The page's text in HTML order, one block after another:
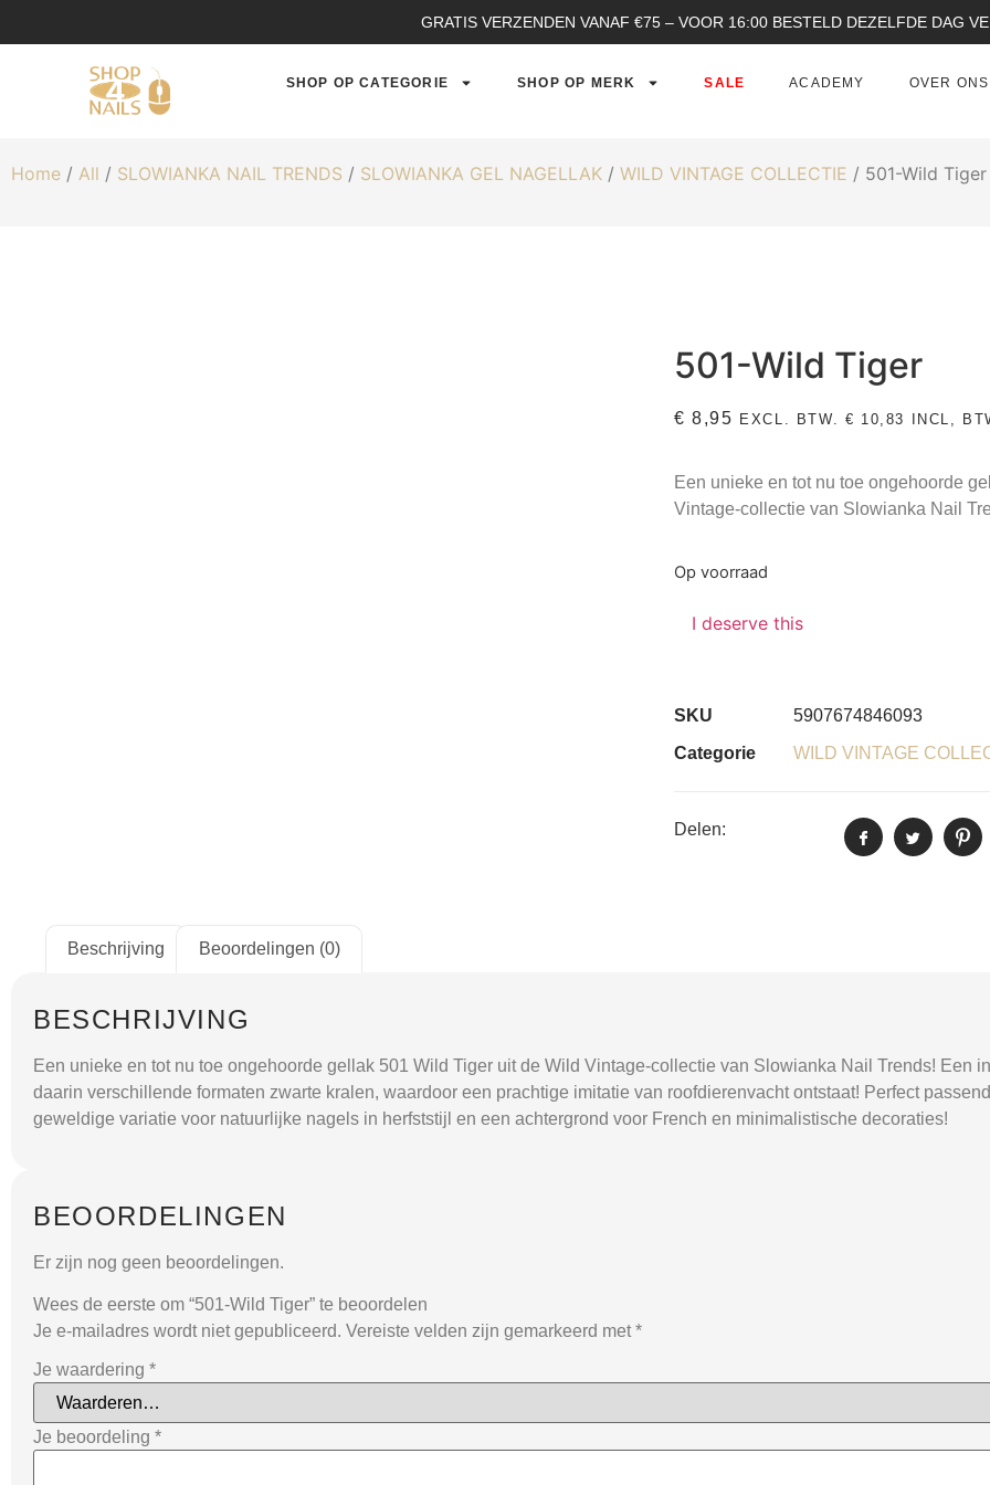
GRATIS VERZENDEN VANAF €75 – VOOR 16:00 BESTELD DEZELFDE DAG
SHOP OP CATEGORIE SHOP OP MERK SALE ACADEMY OVER ONS
Home / All / SLOWIANKA NAIL TRENDS / SLOWIANKA GEL NAGELLAK / WILD VINTAGE COLLECTIE / 501-Wild Tiger
501-Wild Tiger
€ 8,95 EXCL. BTW. € 10,83 INCL,
Een unieke en tot nu toe ongehoorde
Vintage-collectie van Slowianka Nail
Op voorraad
I deserve this
SKU
5907674846093
Categorie
WILD VINTAGE
Delen:
Beschrijving Beoordelingen (0)
BESCHRIJVING
Een unieke en tot nu toe ongehoorde gellak 501 Wild Tiger uit de Wild Vintage-collectie van Slowianka Nail Trends! Een
daarin verschillende formaten zwarte kralen, waardoor een prachtige imitatie van roofdierenvacht ontstaat! Perfect
geweldige variatie voor natuurlijke nagels in herfststijl en een achtergrond voor French en minimalistische decoraties!
BEOORDELINGEN
Er zijn nog geen beoordelingen.
Wees de eerste om “501-Wild Tiger” te beoordelen
Je e-mailadres wordt niet gepubliceerd. Vereiste velden zijn gemarkeerd met*
Je waardering *
Je beoordeling *